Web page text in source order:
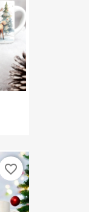
favorite_border